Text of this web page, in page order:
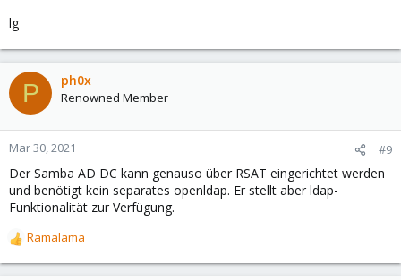
lg
P ph0x
Renowned Member
Mar 30, 2021 #9
Der Samba AD DC kann genauso über RSAT eingerichtet werden
und benötigt kein separates openldap. Er stellt aber ldap-
Funktionalität zur Verfügung.
R
e
a
Ramalama